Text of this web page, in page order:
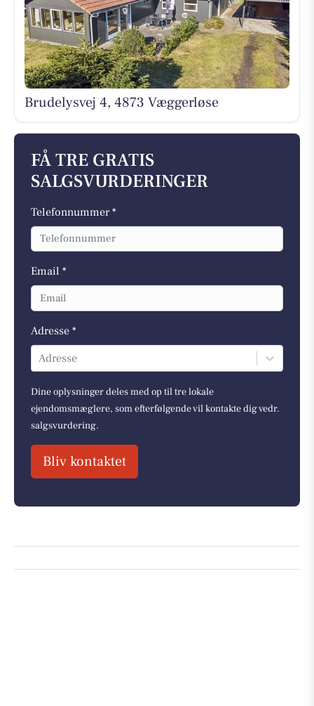
Brudelysvej 4, 4873 Væggerløse
FÅ TRE GRATIS
SALGSVURDERINGER
Telefonnummer *
Email *
Adresse *
Adresse
Dine oplysninger deles med op til tre lokale
ejendomsmæglere, som efterfølgende vil kontakte dig vedr.
salgsvurdering.
Bliv kontaktet